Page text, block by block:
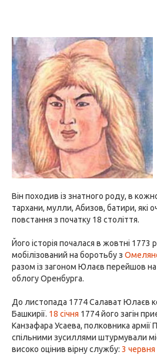
Він походив із знатного роду, в
тархани, мулли, Абизов, батири, які
повстання з початку 18 століття.
Його історія почалася в жовтні
мобілізований на боротьбу з
разом із загоном Юлаєв перейшов на
облогу Оренбурга.
До листопада 1774 Салават Юлаєв
Башкирії. 18 січня 1774 його загін
Канзафара Усаева, полковника армії
спільними зусиллями штурмували
високо оцінив вірну службу: 3 червня